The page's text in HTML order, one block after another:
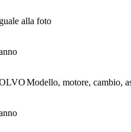
alla foto
Modello, motore, cambio,